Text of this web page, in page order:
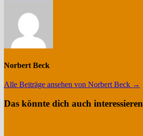
Norbert Beck
Alle Beiträge ansehen von Norbert Beck →
Das könnte dich auch interessieren